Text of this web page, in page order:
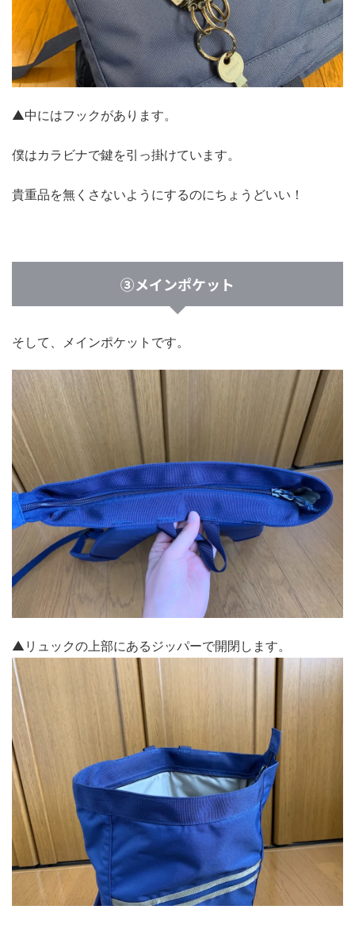
▲中にはフックがあります。
僕はカラビナで鍵を引っ掛けています。
貴重品を無くさないようにするのにちょうどいい！
③メインポケット
そして、メインポケットです。
▲リュックの上部にあるジッパーで開閉します。